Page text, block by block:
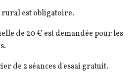
est obligatoire.
de 20 € est demandée pour les
de 2 séances d'essai gratuit.